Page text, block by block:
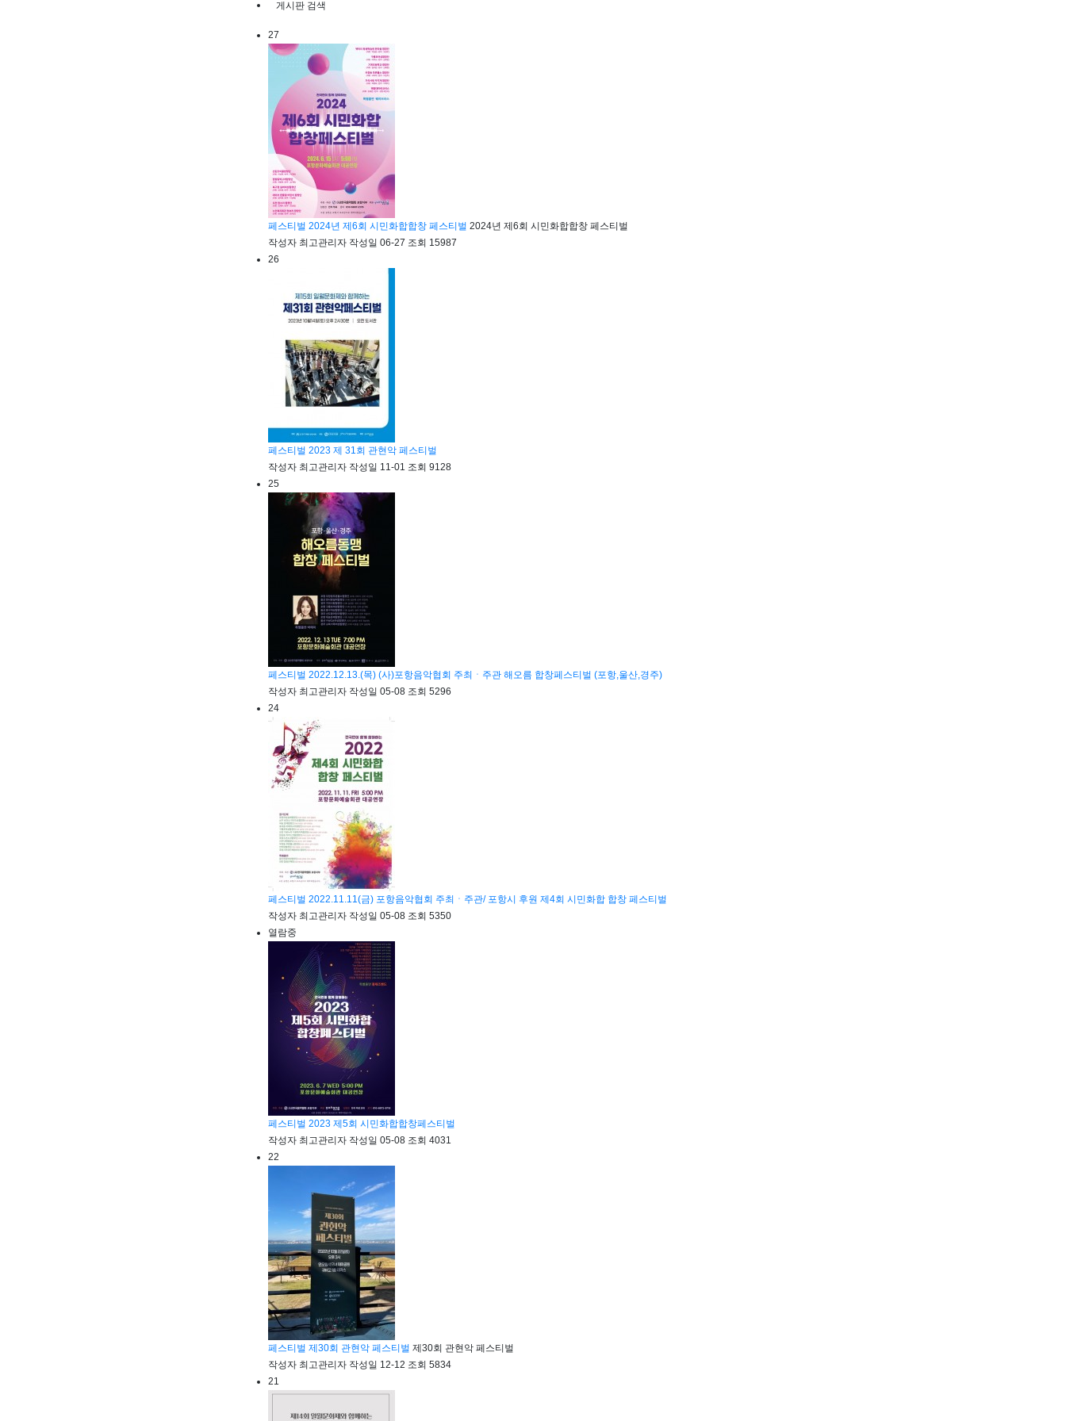
게시판 검색
27
페스티벌 2024년 제6회 시민화합합창 페스티벌 2024년 제6회 시민화합합창 페스티벌
작성자 최고관리자 작성일 06-27 조회 15987
26
페스티벌 2023 제 31회 관현악 페스티벌
작성자 최고관리자 작성일 11-01 조회 9128
25
페스티벌 2022.12.13.(목) (사)포항음악협회 주최ㆍ주관 해오름 합창페스티벌 (포항,울산,경주)
작성자 최고관리자 작성일 05-08 조회 5296
24
페스티벌 2022.11.11(금) 포항음악협회 주최ㆍ주관/ 포항시 후원 제4회 시민화합 합창 페스티벌
작성자 최고관리자 작성일 05-08 조회 5350
열람중
페스티벌 2023 제5회 시민화합합창페스티벌
작성자 최고관리자 작성일 05-08 조회 4031
22
페스티벌 제30회 관현악 페스티벌 제30회 관현악 페스티벌
작성자 최고관리자 작성일 12-12 조회 5834
21